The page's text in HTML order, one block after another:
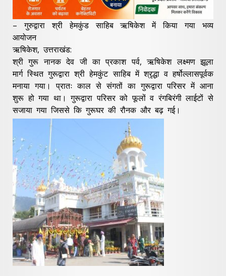
– गुरुद्वारा श्री हेमकुंड साहिब ऋषिकेश में किया गया भव्य
आयोजन
ऋषिकेश, उत्तराखंड:
श्री गुरू नानक देव जी का प्रकाश पर्व, ऋषिकेश लक्ष्मण झूला
मार्ग स्थित गुरूद्वारा श्री हेमकुंट साहिब में श्रृद्धा व हर्षोल्लासपूर्वक
मनाया गया। प्रातः काल से संगतों का गुरूद्वारा परिसर में आना
शुरू हो गया था। गुरूद्वारा परिसर को फूलों व रंगबिरंगी लाईटों से
सजाया गया जिससे कि गुरूघर की रौनक और बढ़ गई।